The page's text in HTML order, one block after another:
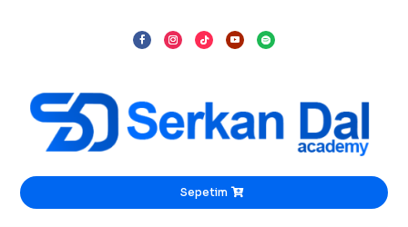
Sepetim